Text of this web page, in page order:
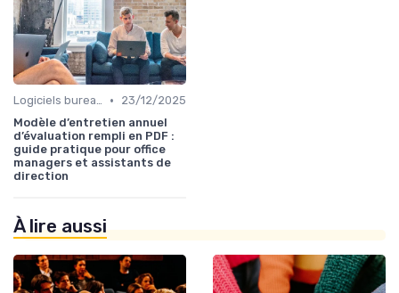
Logiciels bureautiques •
23/12/2025
Modèle d’entretien annuel
d’évaluation rempli en PDF :
guide pratique pour office
managers et assistants de
direction
À lire aussi